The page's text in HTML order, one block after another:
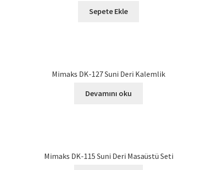
Sepete Ekle
Mimaks DK-127 Suni Deri Kalemlik
Devamını oku
Mimaks DK-115 Suni Deri Masaüstü Seti